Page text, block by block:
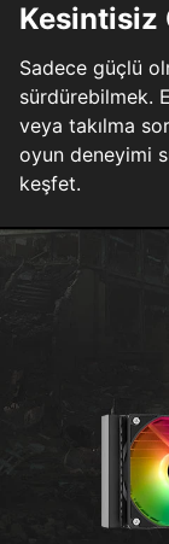
Kesintisiz
Sadece güçlü
sürdürebilmek.
veya takılma
oyun deneyimi
keşfet.